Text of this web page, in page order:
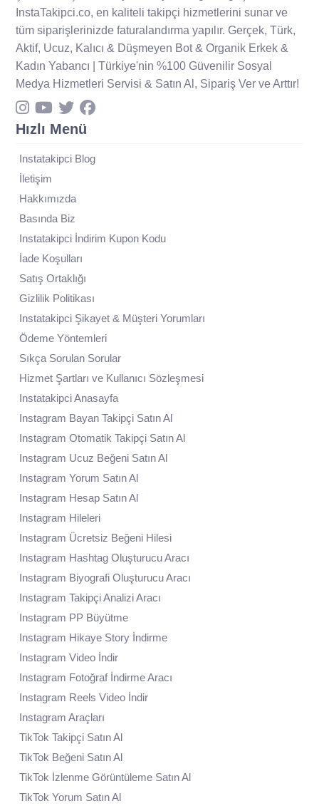
InstaTakipci.co, en kaliteli takipçi hizmetlerini sunar ve
tüm siparişlerinizde faturalandırma yapılır. Gerçek, Türk,
Aktif, Ucuz, Kalıcı & Düşmeyen Bot & Organik Erkek &
Kadın Yabancı | Türkiye'nin %100 Güvenilir Sosyal
Medya Hizmetleri Servisi & Satın Al, Sipariş Ver ve Arttır!
Hızlı Menü
Instatakipci Blog
İletişim
Hakkımızda
Basında Biz
Instatakipci İndirim Kupon Kodu
İade Koşulları
Satış Ortaklığı
Gizlilik Politikası
Instatakipci Şikayet & Müşteri Yorumları
Ödeme Yöntemleri
Sıkça Sorulan Sorular
Hizmet Şartları ve Kullanıcı Sözleşmesi
Instatakipci Anasayfa
Instagram Bayan Takipçi Satın Al
Instagram Otomatik Takipçi Satın Al
Instagram Ucuz Beğeni Satın Al
Instagram Yorum Satın Al
Instagram Hesap Satın Al
Instagram Hileleri
Instagram Ücretsiz Beğeni Hilesi
Instagram Hashtag Oluşturucu Aracı
Instagram Biyografi Oluşturucu Aracı
Instagram Takipçi Analizi Aracı
Instagram PP Büyütme
Instagram Hikaye Story İndirme
Instagram Video İndir
Instagram Fotoğraf İndirme Aracı
Instagram Reels Video İndir
Instagram Araçları
TikTok Takipçi Satın Al
TikTok Beğeni Satın Al
TikTok İzlenme Görüntüleme Satın Al
TikTok Yorum Satın Al